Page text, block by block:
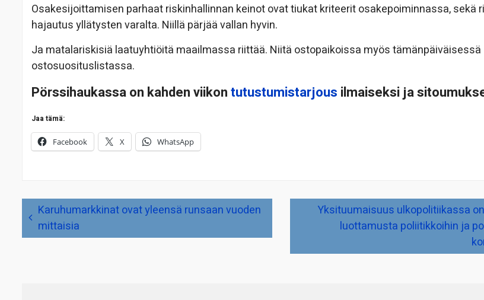
Osakesijoittamisen parhaat riskinhallinnan keinot ovat tiukat kriteerit osakepoiminnassa, sekä
hajautus yllätysten varalta. Niillä pärjää vallan hyvin.
Ja matalariskisiä laatuyhtiöitä maailmassa riittää. Niitä ostopaikoissa myös tämänpäiväisessä
ostosuosituslistassa.
Pörssihaukassa on kahden viikontutustumistarjous ilmaiseksi ja
Jaa tämä:
Facebook X WhatsApp
Artikkelien
selausKaruhumarkkinat ovat yleensä runsaan vuoden
mittaisia
Yksituumaisuus ulkopolitiikassa
luottamusta poliitikkoihin ja